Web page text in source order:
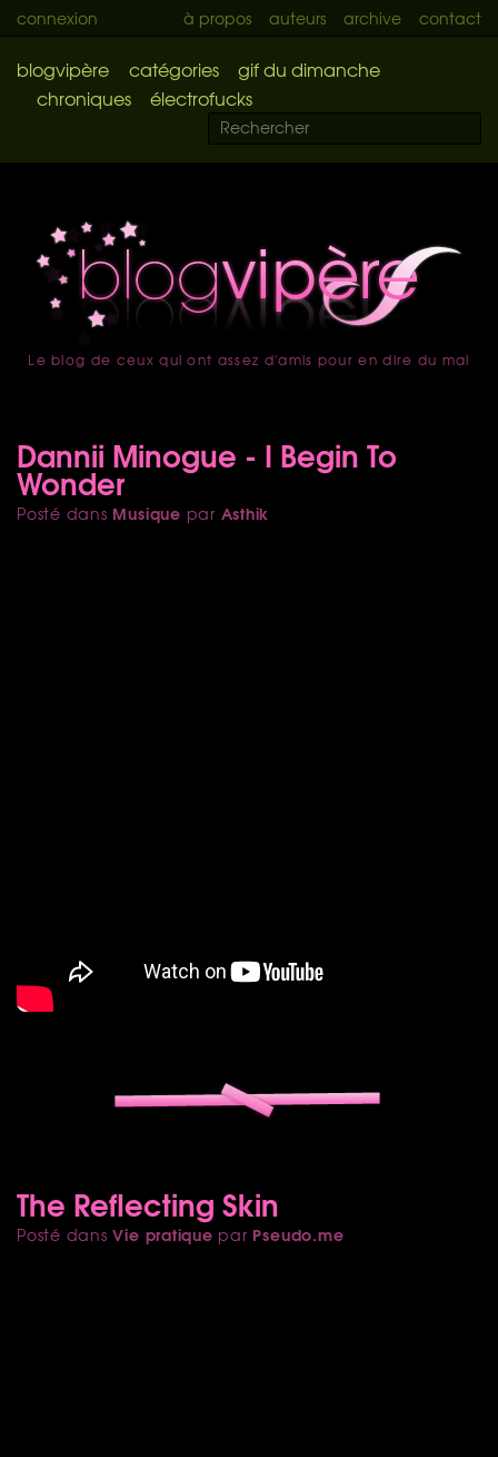
connexion à propos auteurs archive contact
blogvipère catégories
gif du dimanche
chroniques
électrofucks
accueil
Le blog de ceux qui ont assez d'amis pour en dire du mal
Dannii Minogue - I Begin To
Wonder
Posté dans Musique par Asthik
The Reflecting Skin
Posté dansVie pratique par Pseudo.me